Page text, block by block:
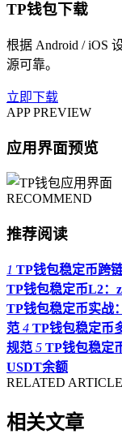
TP钱包下载
根据 Android / iOS
源可靠。
立即下载
APP PREVIEW
应用界面预览
RECOMMEND
推荐阅读
1 TP钱包稳定币跨
TP钱包稳定币L2：
TP钱包稳定币实战
范 4 TP钱包稳定币
规范 5 TP钱包稳定
USDT余额
RELATED
相关文章